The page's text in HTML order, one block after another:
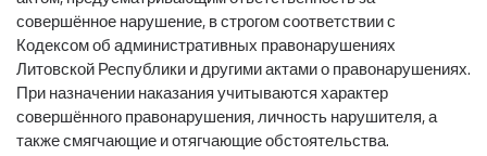
совершённое нарушение, в строгом соответствии с
Кодексом об административных правонарушениях
Литовской Республики и другими актами о правонарушениях.
При назначении наказания учитываются характер
совершённого правонарушения, личность нарушителя, а
также смягчающие и отягчающие обстоятельства.